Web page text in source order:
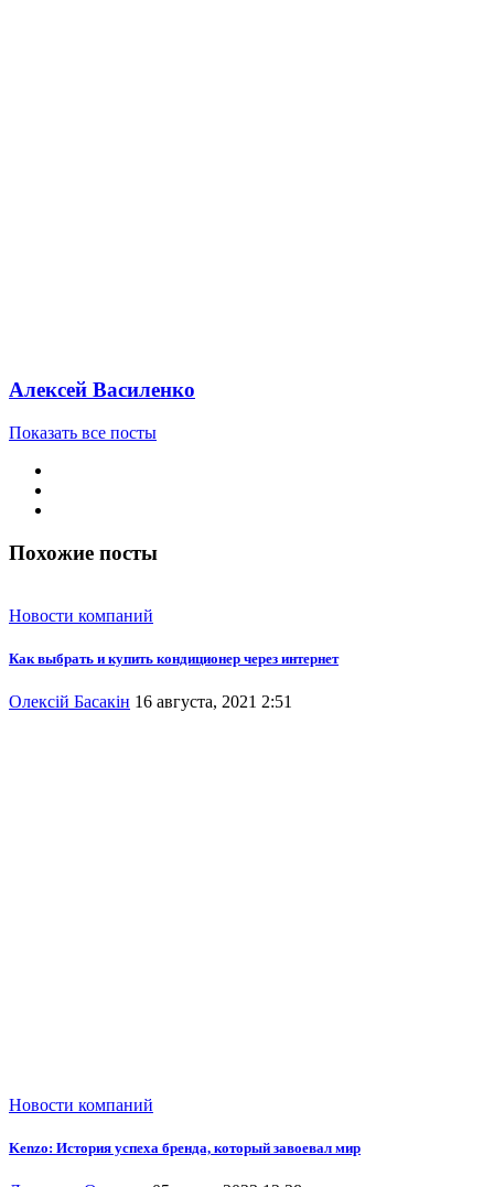
Алексей Василенко
Показать все посты
Похожие посты
Новости компаний
Как выбрать и купить кондиционер через интернет
Олексій Басакін 16 августа, 2021 2:51
Новости компаний
Kenzo: История успеха бренда, который завоевал мир